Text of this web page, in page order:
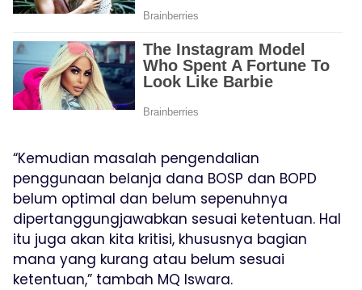
“Kemudian masalah pengendalian
penggunaan belanja dana BOSP dan BOPD
belum optimal dan belum sepenuhnya
dipertanggungjawabkan sesuai ketentuan. Hal
itu juga akan kita kritisi, khususnya bagian
mana yang kurang atau belum sesuai
ketentuan,” tambah MQ Iswara.